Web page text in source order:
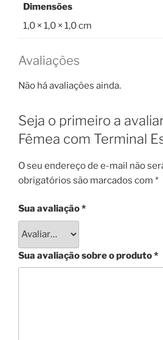
Dimensões
1,0 × 1,0 × 1,0 cm
Avaliações
Não há avaliações ainda.
Seja o primeiro a
Fêmea com Terminal
O seu endereço de e-mail não
obrigatórios são marcados com *
Sua avaliação*
Sua avaliação sobre o produto*